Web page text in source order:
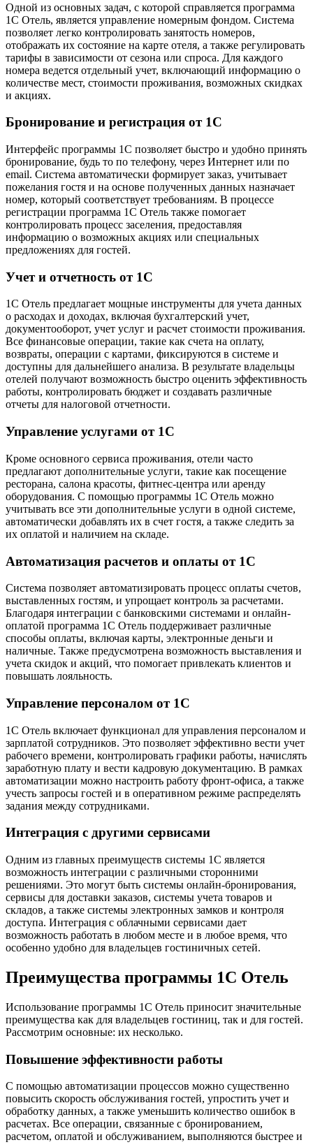
Одной из основных задач, с которой справляется программа
1С Отель, является управление номерным фондом. Система
позволяет легко контролировать занятость номеров,
отображать их состояние на карте отеля, а также регулировать
тарифы в зависимости от сезона или спроса. Для каждого
номера ведется отдельный учет, включающий информацию о
количестве мест, стоимости проживания, возможных скидках
и акциях.
Бронирование и регистрация от 1С
Интерфейс программы 1С позволяет быстро и удобно принять
бронирование, будь то по телефону, через Интернет или по
email. Система автоматически формирует заказ, учитывает
пожелания гостя и на основе полученных данных назначает
номер, который соответствует требованиям. В процессе
регистрации программа 1С Отель также помогает
контролировать процесс заселения, предоставляя
информацию о возможных акциях или специальных
предложениях для гостей.
Учет и отчетность от 1С
1С Отель предлагает мощные инструменты для учета данных
о расходах и доходах, включая бухгалтерский учет,
документооборот, учет услуг и расчет стоимости проживания.
Все финансовые операции, такие как счета на оплату,
возвраты, операции с картами, фиксируются в системе и
доступны для дальнейшего анализа. В результате владельцы
отелей получают возможность быстро оценить эффективность
работы, контролировать бюджет и создавать различные
отчеты для налоговой отчетности.
Управление услугами от 1С
Кроме основного сервиса проживания, отели часто
предлагают дополнительные услуги, такие как посещение
ресторана, салона красоты, фитнес-центра или аренду
оборудования. С помощью программы 1С Отель можно
учитывать все эти дополнительные услуги в одной системе,
автоматически добавлять их в счет гостя, а также следить за
их оплатой и наличием на складе.
Автоматизация расчетов и оплаты от 1С
Система позволяет автоматизировать процесс оплаты счетов,
выставленных гостям, и упрощает контроль за расчетами.
Благодаря интеграции с банковскими системами и онлайн-
оплатой программа 1С Отель поддерживает различные
способы оплаты, включая карты, электронные деньги и
наличные. Также предусмотрена возможность выставления и
учета скидок и акций, что помогает привлекать клиентов и
повышать лояльность.
Управление персоналом от 1С
1С Отель включает функционал для управления персоналом и
зарплатой сотрудников. Это позволяет эффективно вести учет
рабочего времени, контролировать графики работы, начислять
заработную плату и вести кадровую документацию. В рамках
автоматизации можно настроить работу фронт-офиса, а также
учесть запросы гостей и в оперативном режиме распределять
задания между сотрудниками.
Интеграция с другими сервисами
Одним из главных преимуществ системы 1С является
возможность интеграции с различными сторонними
решениями. Это могут быть системы онлайн-бронирования,
сервисы для доставки заказов, системы учета товаров и
складов, а также системы электронных замков и контроля
доступа. Интеграция с облачными сервисами дает
возможность работать в любом месте и в любое время, что
особенно удобно для владельцев гостиничных сетей.
Преимущества программы 1С Отель
Использование программы 1С Отель приносит значительные
преимущества как для владельцев гостиниц, так и для гостей.
Рассмотрим основные: их несколько.
Повышение эффективности работы
С помощью автоматизации процессов можно существенно
повысить скорость обслуживания гостей, упростить учет и
обработку данных, а также уменьшить количество ошибок в
расчетах. Все операции, связанные с бронированием,
расчетом, оплатой и обслуживанием, выполняются быстрее и